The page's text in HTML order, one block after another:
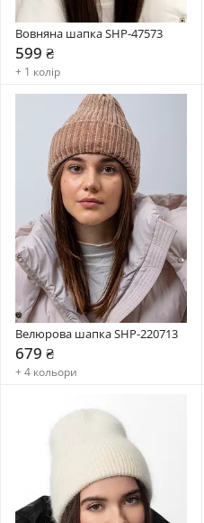
Вовняна шапка SHP-47573
599 ₴
+ 1 колір
Велюрова шапка SHP-220713
679 ₴
+ 4 кольори